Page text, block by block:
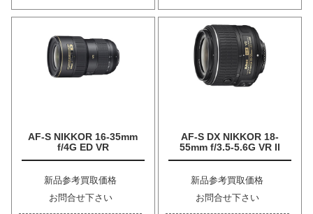
AF-S NIKKOR 16-35mm
f/4G ED VR
新品参考買取価格
お問合せ下さい
AF-S DX NIKKOR 18-
55mm f/3.5-5.6G VR II
新品参考買取価格
お問合せ下さい